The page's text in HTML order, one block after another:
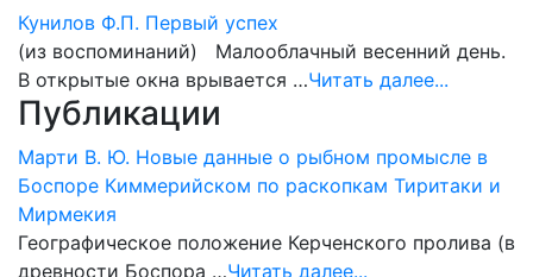
Кунилов Ф.П. Первый успех
(из воспоминаний) Малооблачный весенний день.
В открытые окна врывается …Читать далее...
Публикации
Марти В. Ю. Новые данные о рыбном промысле в
Боспоре Киммерийском по раскопкам Тиритаки и
Мирмекия
Географическое положение Керченского пролива (в
древности Боспора …Читать далее...